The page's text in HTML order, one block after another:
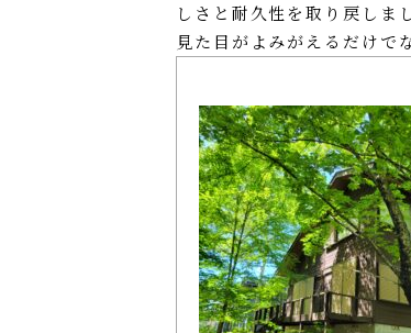
しさと耐久性を取り戻しま
見た目がよみがえるだけで